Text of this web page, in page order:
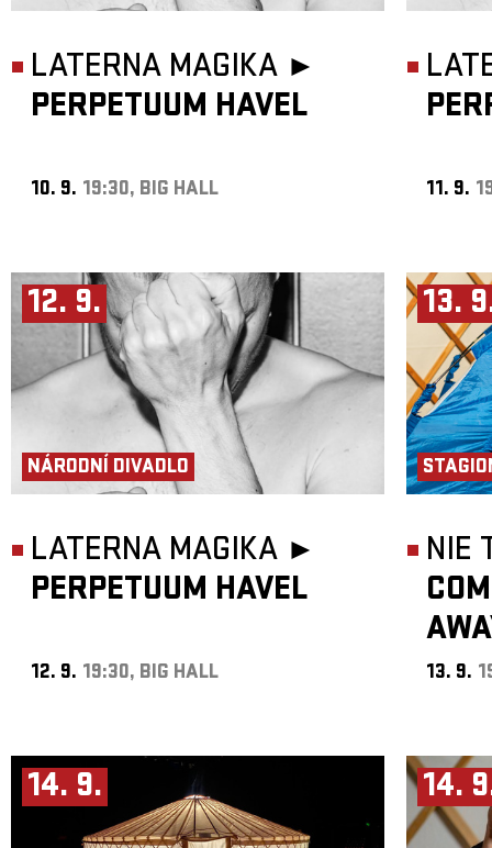
LATERNA MAGIKA ►
PERPETUUM HAVEL
10. 9. 19:30, BIG HALL 11. 9.
12. 9.
NÁRODNÍ DIVADLO
LATERNA MAGIKA ►
PERPETUUM HAVEL
12. 9. 19:30, BIG HALL
13.
NIE
13. 9.
14. 9. 14.